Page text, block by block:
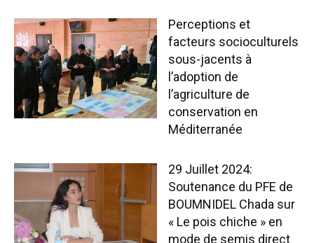
Perceptions et
facteurs socioculturels
sous-jacents à
l’adoption de
l’agriculture de
conservation en
Méditerranée
29 Juillet 2024:
Soutenance du PFE de
BOUMNIDEL Chada sur
« Le pois chiche » en
mode de semis direct